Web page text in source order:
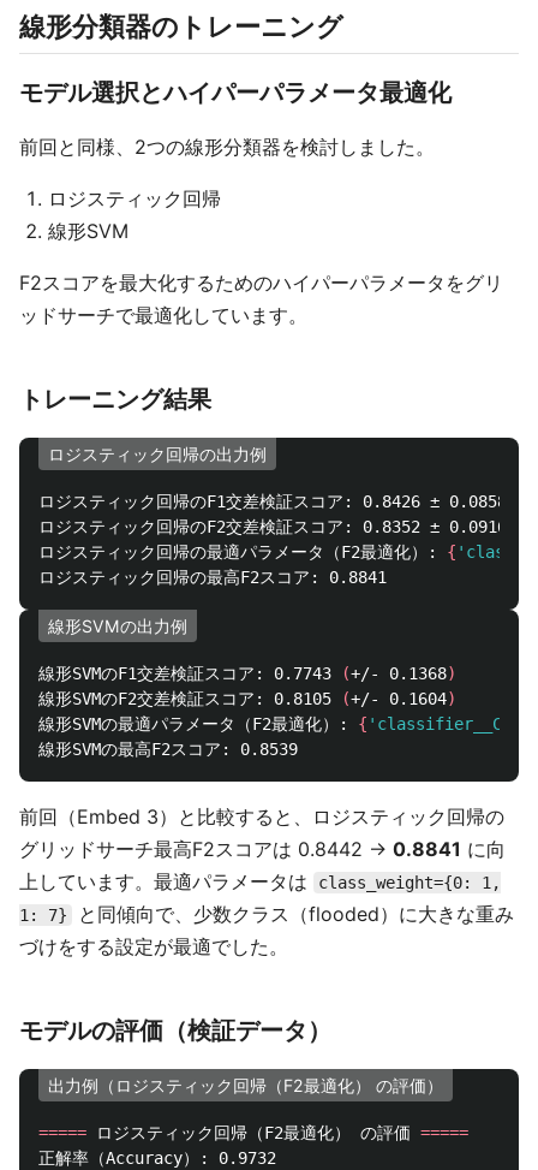
線形分類器のトレーニング
モデル選択とハイパーパラメータ最適化
前回と同様、2つの線形分類器を検討しました。
ロジスティック回帰
線形SVM
F2スコアを最大化するためのハイパーパラメータをグリ
ッドサーチで最適化しています。
トレーニング結果
ロジスティック回帰の出力例
ロジスティック回帰のF1交差検証スコア: 0.8426 ± 0.0858
ロジスティック回帰のF2交差検証スコア: 0.8352 ± 0.0916
ロジスティック回帰の最適パラメータ（F2最適化）: {
線形SVMの出力例
線形SVMのF1交差検証スコア: 0.7743 (+/- 0.1368)
線形SVMのF2交差検証スコア: 0.8105
(+/- 0.1604)
線形SVMの最適パラメータ（F2最適化）: { 'classifier__C'
前回（Embed 3）と比較すると、ロジスティック回帰の
グリッドサーチ最高F2スコアは 0.8442 → 0.8841 に向
上しています。最適パラメータは
class_weight={0: 1,
1: 7}
と同傾向で、少数クラス（flooded）に大きな重み
づけをする設定が最適でした。
モデルの評価（検証データ）
出力例（ロジスティック回帰（F2最適化） の評価）
===== ロジスティック回帰（F2最適化） の評価 =====
正解率（Accuracy）: 0.9732